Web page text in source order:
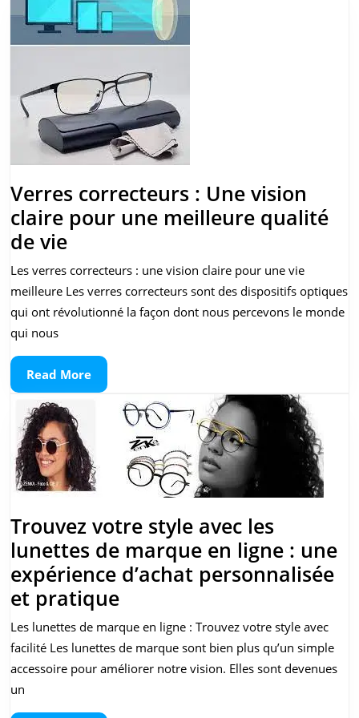
Center:
Découvrez
les
Dernières
Nouveautés
Verres correcteurs : Une vision
claire pour une meilleure qualité
de vieVerres
correcteurs
:
Une
claire
pour
une
meilleure
qualité
de
Les verres correcteurs : une vision claire pour une vie
meilleure Les verres correcteurs sont des dispositifs optiques
qui ont révolutionné la façon dont nous percevons le monde
qui nous
Read MoreRead
More
Trouvez votre style avec les
lunettes de marque en ligne : une
expérience d’achat personnalisée
et pratiqueTrouvez
votre
style
avec
Les lunettes de marque en ligne : Trouvez votre style avec
facilité Les lunettes de marque sont bien plus qu’un simple
accessoire pour améliorer notre vision. Elles sont devenues
un